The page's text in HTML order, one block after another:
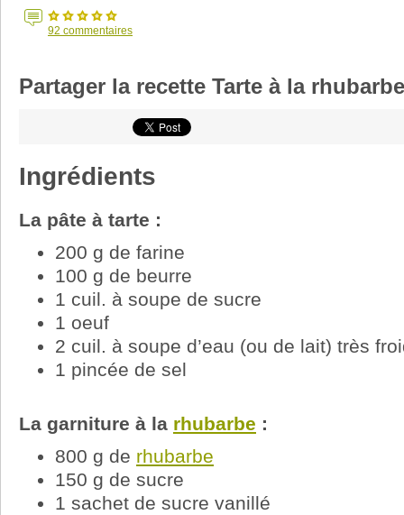
92 commentaires
Partager la recette Tarte à la rhubarbe
Ingrédients
La pâte à tarte :
200 g de farine
100 g de beurre
1 cuil. à soupe de sucre
1 oeuf
2 cuil. à soupe d’eau (ou de lait) très
1 pincée de sel
La garniture à la rhubarbe :
800 g de rhubarbe
150 g de sucre
1 sachet de sucre vanillé